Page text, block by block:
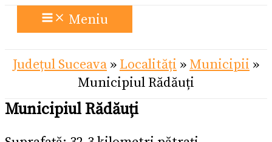
Meniu
Județul Suceava » Localități » Municipii »
Municipiul Rădăuți
Municipiul Rădăuți